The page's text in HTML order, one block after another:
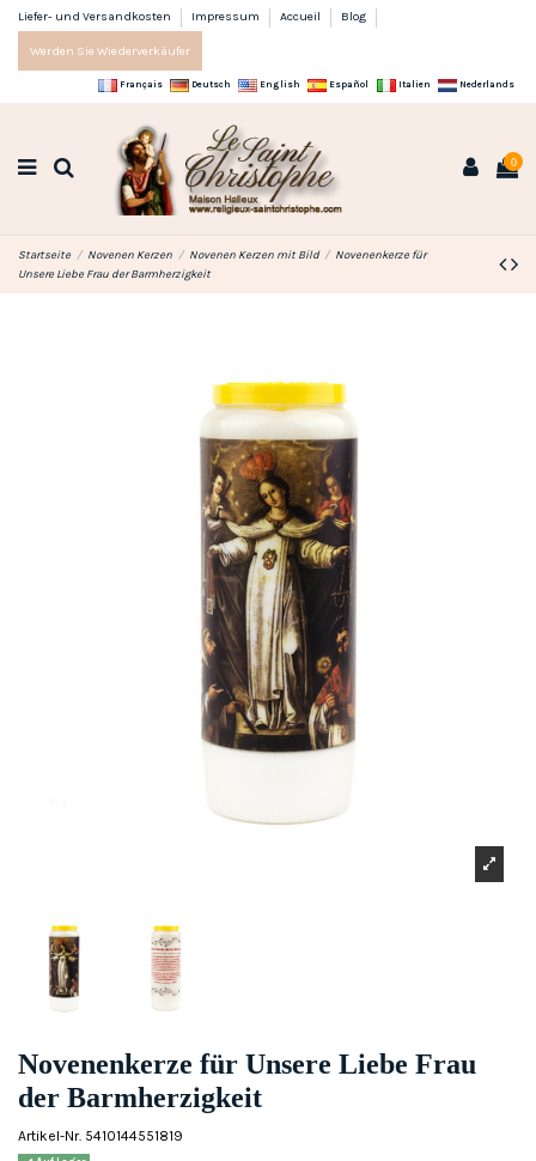
Liefer- und Versandkosten Impressum Accueil Blog
Werden Sie Wiederverkäufer
Français Deutsch English Español Italien Nederlands
0
Startseite Novenen Kerzen Novenen Kerzen mit Bild
Novenenkerze für
Unsere Liebe Frau der Barmherzigkeit
Novenenkerze für Unsere Liebe Frau
der Barmherzigkeit
Artikel-Nr. 5410144551819